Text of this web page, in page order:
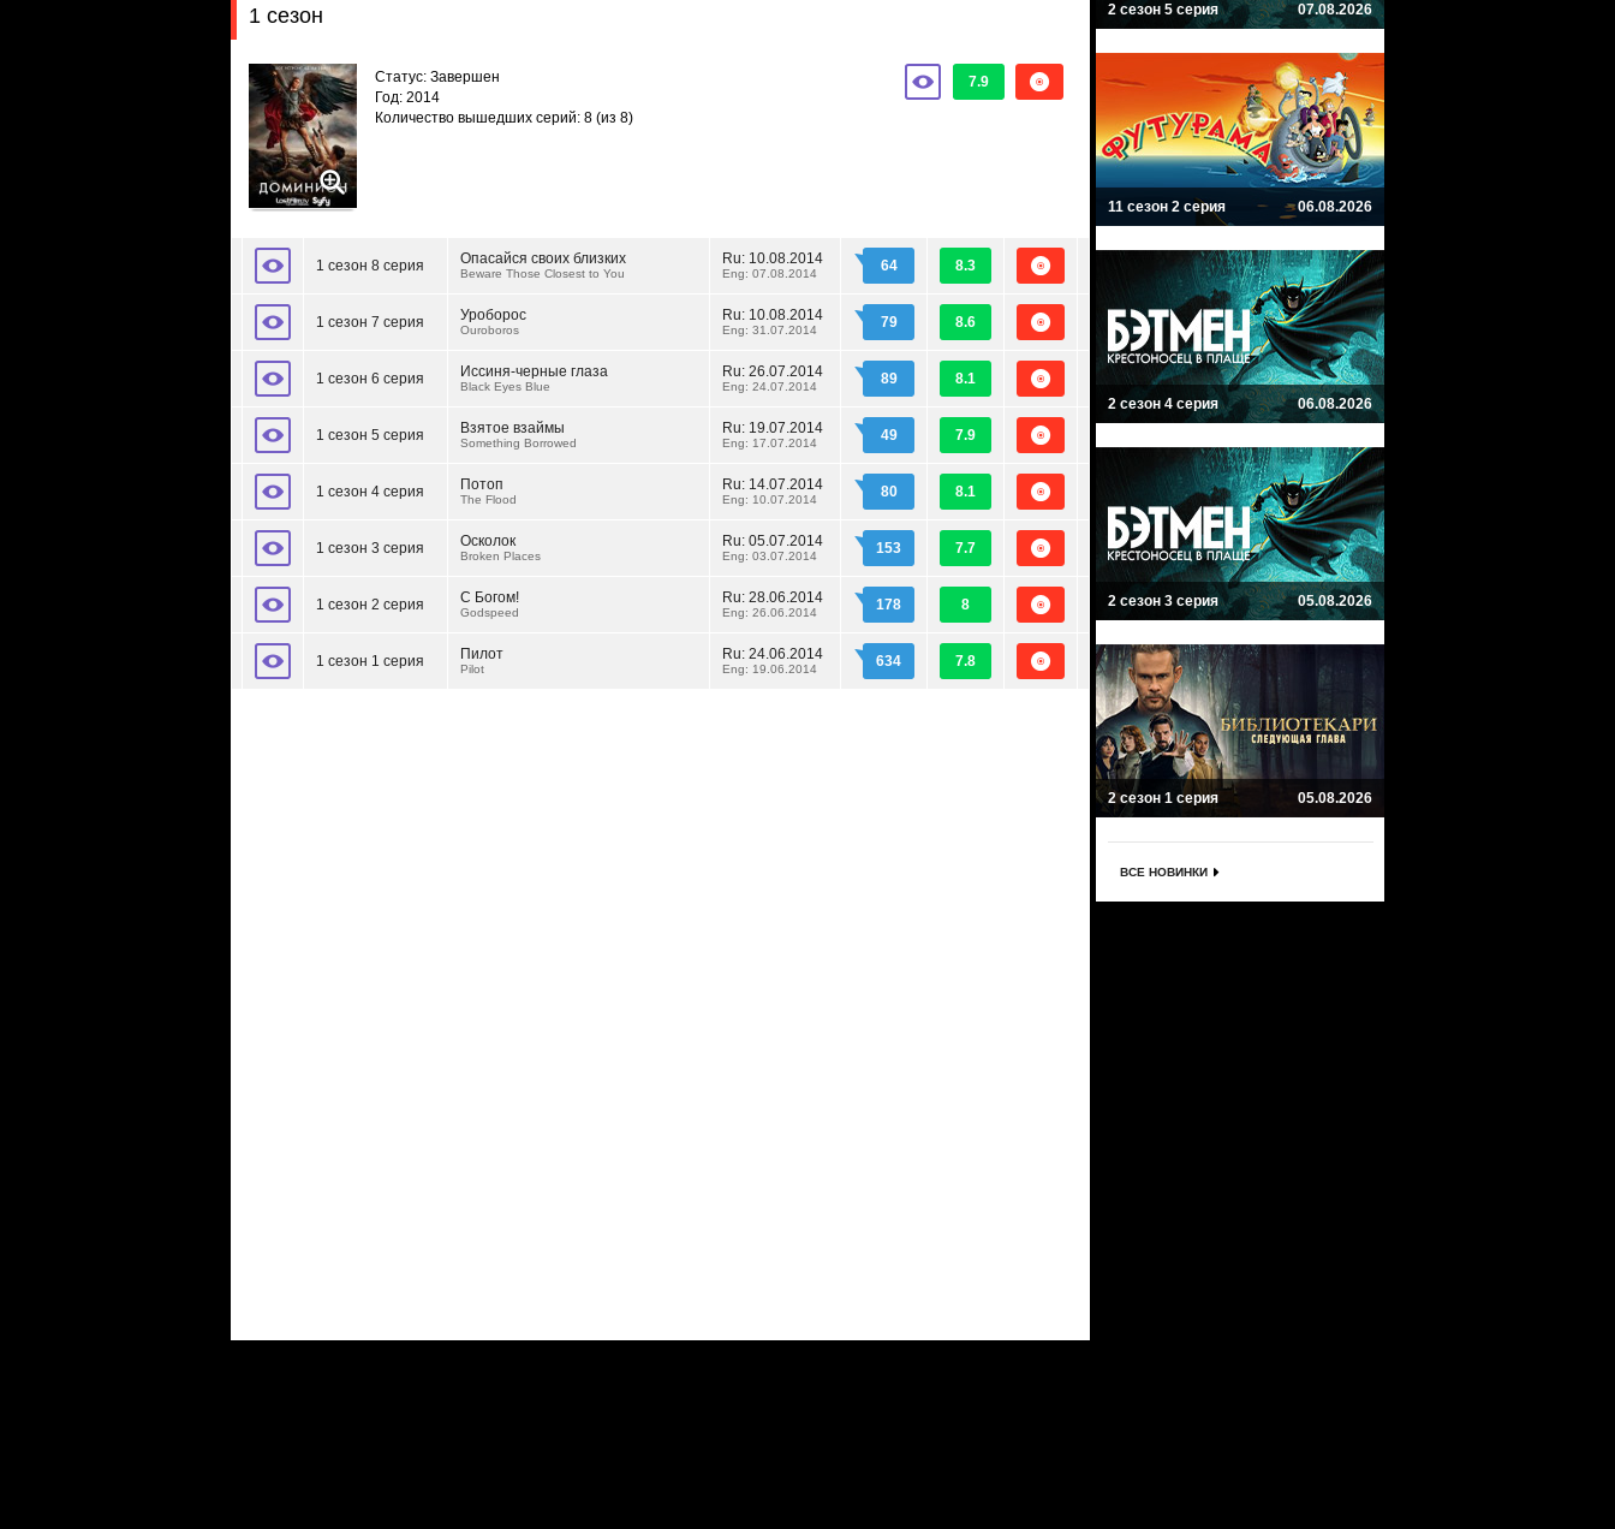
1 сезон
7.9
Статус: Завершен
Год: 2014
Количество вышедших серий: 8 (из 8)
1 сезон 8 серия Опасайся своих близких
Beware Those Closest to You
Ru: 10.08.2014
Eng: 07.08.2014 64 8.3
1 сезон 7 серия Уроборос
Ouroboros
Ru: 10.08.2014
Eng: 31.07.2014 79 8.6
1 сезон 6 серия Иссиня-черные глаза
Black Eyes Blue
Ru: 26.07.2014
Eng: 24.07.2014 89 8.1
1 сезон 5 серия Взятое взаймы
Something Borrowed
Ru: 19.07.2014
Eng: 17.07.2014 49 7.9
1 сезон 4 серия Потоп
The Flood
Ru: 14.07.2014
Eng: 10.07.2014 80 8.1
1 сезон 3 серия Осколок
Broken Places
Ru: 05.07.2014
Eng: 03.07.2014 153 7.7
1 сезон 2 серия С Богом!
Godspeed
Ru: 28.06.2014
Eng: 26.06.2014 178 8
1 сезон 1 серия Пилот
Pilot
Ru: 24.06.2014
Eng: 19.06.2014 634 7.8
2 сезон 5 серия 07.08.2026
11 сезон 2 серия 06.08.2026
2 сезон 4 серия 06.08.2026
2 сезон 3 серия 05.08.2026
2 сезон 1 серия 05.08.2026
ВСЕ НОВИНКИ